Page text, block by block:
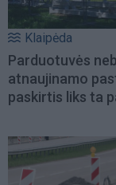
Klaipėda
Parduotuvės
atnaujinamo
paskirtis liks ta